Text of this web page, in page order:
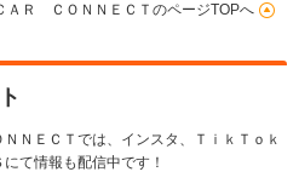
ＡＲ ＣＯＮＮＥＣＴのページTOPへ
ＮＮＥＣＴでは、インスタ、ＴｉｋＴｏｋ
て情報も配信中です！